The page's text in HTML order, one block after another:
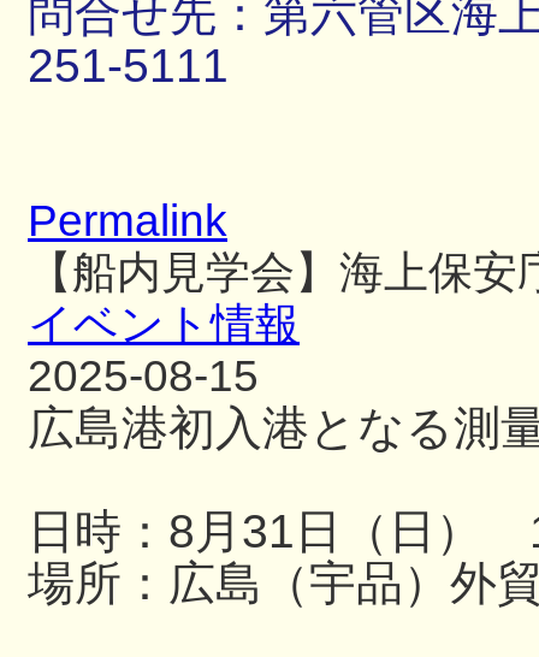
問合せ先：第六管区海
251-5111
Permalink
【船内見学会】海上保
イベント情報
2025-08-15
広島港初入港となる測
日時：8月31日（日）
場所：広島（宇品）外